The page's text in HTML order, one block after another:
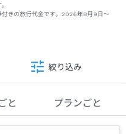
きの旅行代金です。 2026年8月9日～
絞り込み
と プランごと